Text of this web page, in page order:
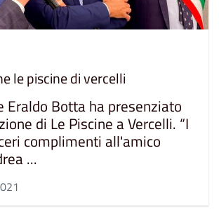
le piscine di vercelli
Eraldo Botta ha presenziato
di Le Piscine a Vercelli. “I
complimenti all'amico
...